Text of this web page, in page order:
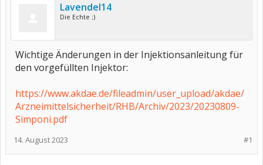
Lavendel14
Die Echte ;)
Wichtige Änderungen in der Injektionsanleitung für
den vorgefüllten Injektor:
https://www.akdae.de/fileadmin/user_upload/akdae/
Arzneimittelsicherheit/RHB/Archiv/2023/20230809-
Simponi.pdf
#1
14. August 2023